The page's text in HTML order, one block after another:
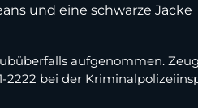
und eine schwarze Jacke
aufgenommen.
2222 bei der